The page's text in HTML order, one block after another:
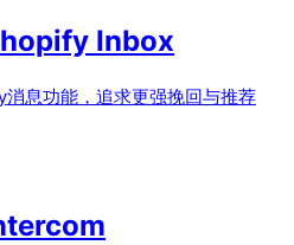
Inbox
息功能，追求更强挽回与推荐